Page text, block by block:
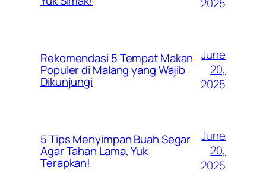
Rekomendasi 5 Tempat Makan
Populer di Malang yang Wajib
Dikunjungi
June
20,
2025
5 Tips Menyimpan Buah Segar
Agar Tahan Lama, Yuk
Terapkan!
June
20,
2025